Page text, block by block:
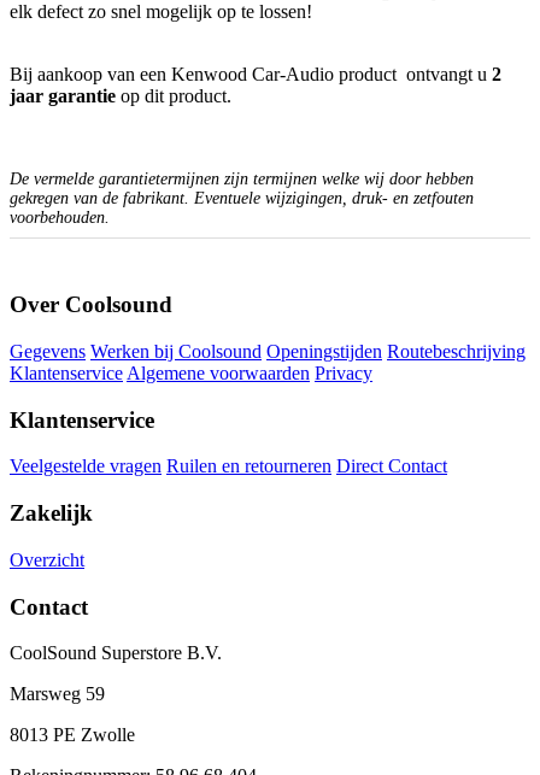
elk defect zo snel mogelijk op te lossen!
Bij aankoop van een Kenwood Car-Audio product ontvangt u 2
jaar garantie op dit product.
De vermelde garantietermijnen zijn termijnen welke wij door hebben
gekregen van de fabrikant. Eventuele wijzigingen, druk- en zetfouten
voorbehouden.
Over Coolsound
Gegevens Werken bij Coolsound Openingstijden Routebeschrijving
Klantenservice Algemene voorwaarden Privacy
Klantenservice
Veelgestelde vragen Ruilen en retourneren Direct Contact
Zakelijk
Overzicht
Contact
CoolSound Superstore B.V.
Marsweg 59
8013 PE Zwolle